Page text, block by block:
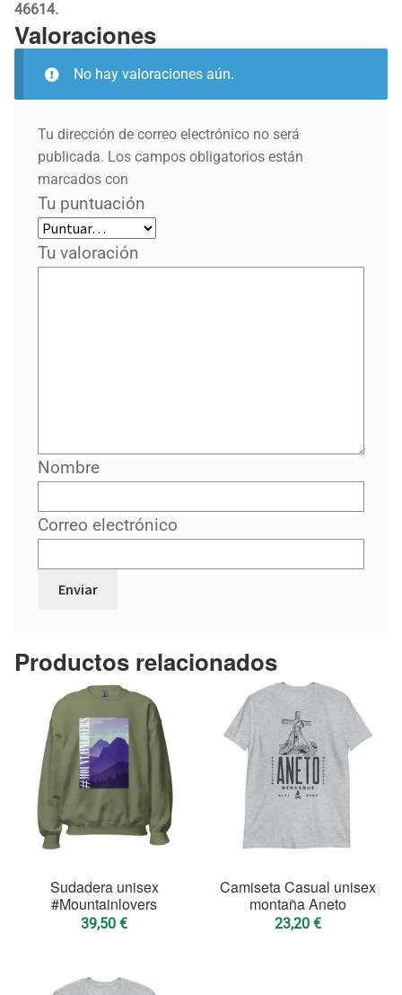
46614.
Valoraciones
No hay valoraciones aún.
Tu dirección de correo electrónico no será
publicada. Los campos obligatorios están
marcados con
Tu puntuación
Tu valoración
Nombre
Correo electrónico
Productos relacionados
Sudadera unisex
#Mountainlovers
39,50 €
Camiseta Casual unisex
montaña Aneto
23,20 €